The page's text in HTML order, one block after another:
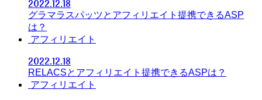
2022.12.18
グラマラスパッツとアフィリエイト提携できるASP
は？
アフィリエイト
2022.12.18
RELACSとアフィリエイト提携できるASPは？
アフィリエイト